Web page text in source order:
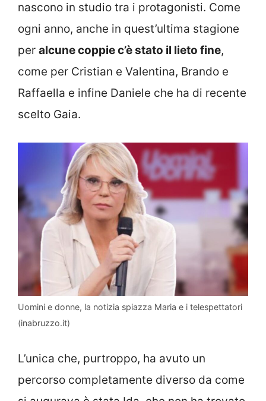
nascono in studio tra i protagonisti. Come
ogni anno, anche in quest’ultima stagione
per alcune coppie c’è stato il lieto fine,
come per Cristian e Valentina, Brando e
Raffaella e infine Daniele che ha di recente
scelto Gaia.
Uomini e donne, la notizia spiazza Maria e i telespettatori
(inabruzzo.it)
L’unica che, purtroppo, ha avuto un
percorso completamente diverso da come